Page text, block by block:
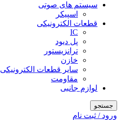
سیستم های صوتی
اسپیکر
قطعات الکترونیکی
IC
پل دیود
ترانزیستور
خازن
سایر قطعات الکترونیکی
مقاومت
لوازم جانبی
جستجو
ورود / ثبت نام